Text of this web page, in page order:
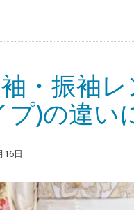
・振袖
)の違い
16日